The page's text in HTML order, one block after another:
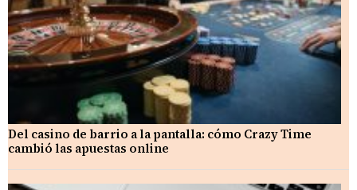
Del casino de barrio a la pantalla: cómo Crazy Time
cambió las apuestas online